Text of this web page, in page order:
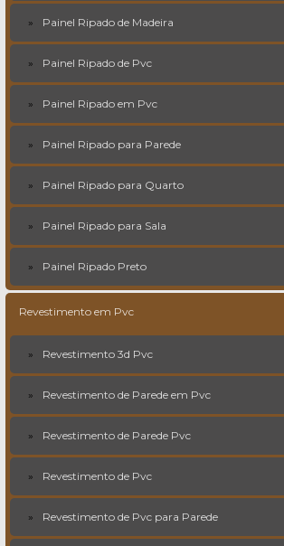
Painel Ripado de Madeira
Painel Ripado de Pvc
Painel Ripado em Pvc
Painel Ripado para Parede
Painel Ripado para Quarto
Painel Ripado para Sala
Painel Ripado Preto
Revestimento em Pvc
Revestimento 3d Pvc
Revestimento de Parede em Pvc
Revestimento de Parede Pvc
Revestimento de Pvc
Revestimento de Pvc para Parede